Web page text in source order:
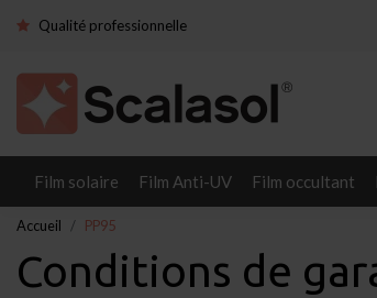
Qualité professionnelle
Film solaire Film Anti-UV Film occultant
Accueil PP95
Conditions de